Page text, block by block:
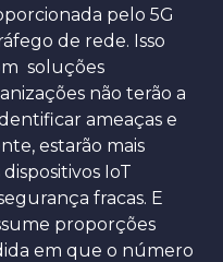
pelo 5G
de rede. Isso
soluções
não terão a
ameaças e
estarão mais
IoT
fracas. E
proporções
em que o número